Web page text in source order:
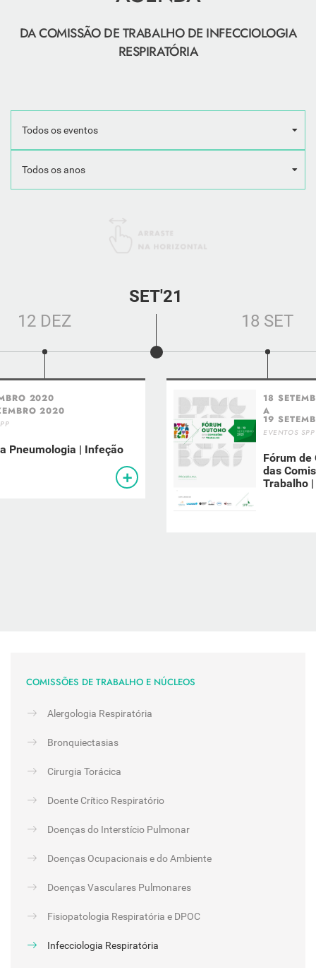
DA COMISSÃO DE TRABALHO DE INFECCIOLOGIA
RESPIRATÓRIA
12 DEZ
2020
2020
Pneumologia | Infeção
+
SET'21
18 SET
18
A
19
EVENTOS SPP
Fórum de
das
Trabalho
COMISSÕES DE TRABALHO E NÚCLEOS
Alergologia Respiratória
Bronquiectasias
Cirurgia Torácica
Doente Crítico Respiratório
Doenças do Interstício Pulmonar
Doenças Ocupacionais e do Ambiente
Doenças Vasculares Pulmonares
Fisiopatologia Respiratória e DPOC
Infecciologia Respiratória